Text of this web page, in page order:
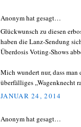
Anonym hat gesagt…
Glückwunsch zu diesen
haben die Lanz-Sendung
Überdosis Voting-Shows
Mich wundert nur, dass
überfälliges „Wagenknecht
JANUAR 24, 2014
Anonym hat gesagt…